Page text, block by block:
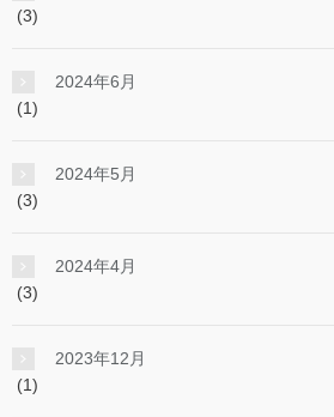
(3)
2024年6月
(1)
2024年5月
(3)
2024年4月
(3)
2023年12月
(1)